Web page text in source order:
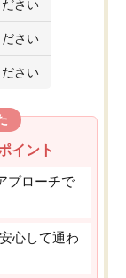
さい
さい
さい
イント
プローチで
心して通わ